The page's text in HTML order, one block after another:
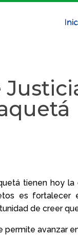
tienen hoy la
es fortalecer
de creer
permite avanzar